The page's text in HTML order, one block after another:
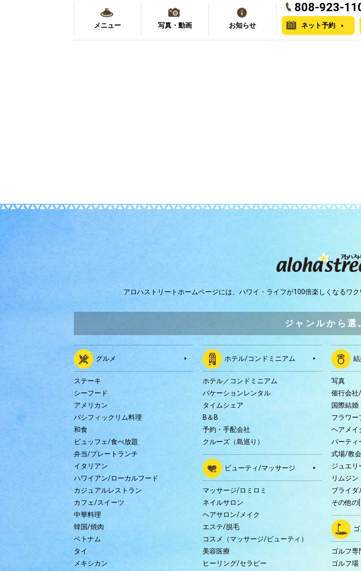
メニュー 写真・動画 お知らせ
808-923-
ネット予約
アロハストリートホームページには、 ハワイ・ライフが100倍楽しくなるワク
ジャンルから選
グルメ
ステーキ
シーフード
アメリカン
パシフィックリム料理
和食
ビュッフェ/食べ放題
弁当/プレートランチ
イタリアン
ハワイアン/ローカルフード
カジュアルレストラン
カフェ/スイーツ
中華料理
韓国/焼肉
ベトナム
タイ
メキシカン
ホテル/コンドミニアム
ホテル／コンドミニアム
バケーションレンタル
タイムシェア
B＆B
予約・手配会社
クルーズ（島巡り）
ビューティ/マッサージ
マッサージ/ロミロミ
ネイルサロン
ヘアサロン/メイク
エステ/脱毛
コスメ（マッサージ/ビューティ）
美容医療
ヒーリング/セラピー
写真
催行会社
国際結婚
フラワー
ヘアメイ
パーティ
式場/教会
ジュエ
リムジン
ブライダ
その他の
ゴルフ専
ゴルフ場